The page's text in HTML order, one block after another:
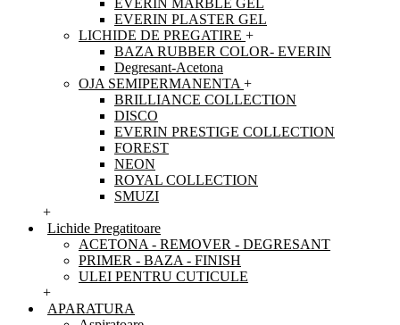
EVERIN MARBLE GEL
EVERIN PLASTER GEL
LICHIDE DE PREGATIRE +
BAZA RUBBER COLOR- EVERIN
Degresant-Acetona
OJA SEMIPERMANENTA +
BRILLIANCE COLLECTION
DISCO
EVERIN PRESTIGE COLLECTION
FOREST
NEON
ROYAL COLLECTION
SMUZI
+
Lichide Pregatitoare
ACETONA - REMOVER - DEGRESANT
PRIMER - BAZA - FINISH
ULEI PENTRU CUTICULE
+
APARATURA